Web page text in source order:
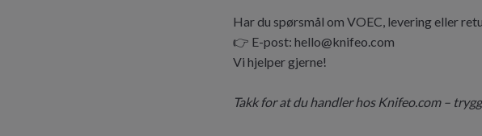
Har du spørsmål om VOEC, levering eller
👉 E-post: hello@knifeo.com
Vi hjelper gjerne!
Takk for at du handler hos Knifeo.com –